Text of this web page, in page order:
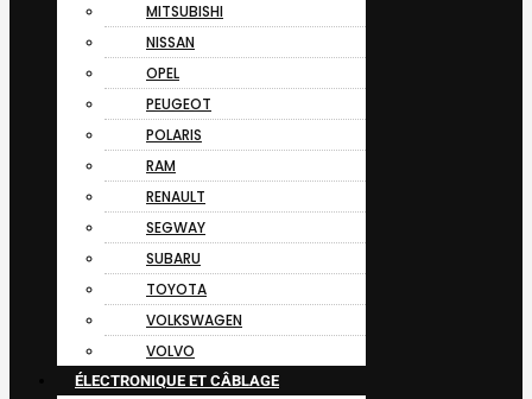
MITSUBISHI
NISSAN
OPEL
PEUGEOT
POLARIS
RAM
RENAULT
SEGWAY
SUBARU
TOYOTA
VOLKSWAGEN
VOLVO
ÉLECTRONIQUE ET CÂBLAGE